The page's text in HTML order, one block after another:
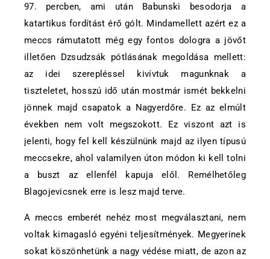
97. percben, ami után Babunski besodorja a
katartikus fordítást érő gólt. Mindamellett azért ez a
meccs rámutatott még egy fontos dologra a jövőt
illetően Dzsudzsák pótlásának megoldása mellett:
az idei szerepléssel kivívtuk magunknak a
tiszteletet, hosszú idő után mostmár ismét bekkelni
jönnek majd csapatok a Nagyerdőre. Ez az elmúlt
években nem volt megszokott. Ez viszont azt is
jelenti, hogy fel kell készülnünk majd az ilyen típusú
meccsekre, ahol valamilyen úton módon ki kell tolni
a buszt az ellenfél kapuja elől. Remélhetőleg
Blagojevicsnek erre is lesz majd terve.
A meccs emberét nehéz most megválasztani, nem
voltak kimagasló egyéni teljesítmények. Megyerinek
sokat köszönhetünk a nagy védése miatt, de azon az